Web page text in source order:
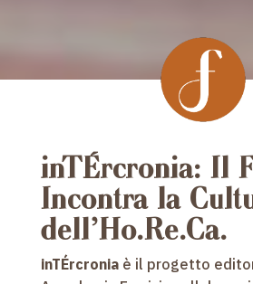
inTÉrcronia: Il
Incontra la
dell’Ho.Re.Ca.
inTÉrcroniaè il progetto